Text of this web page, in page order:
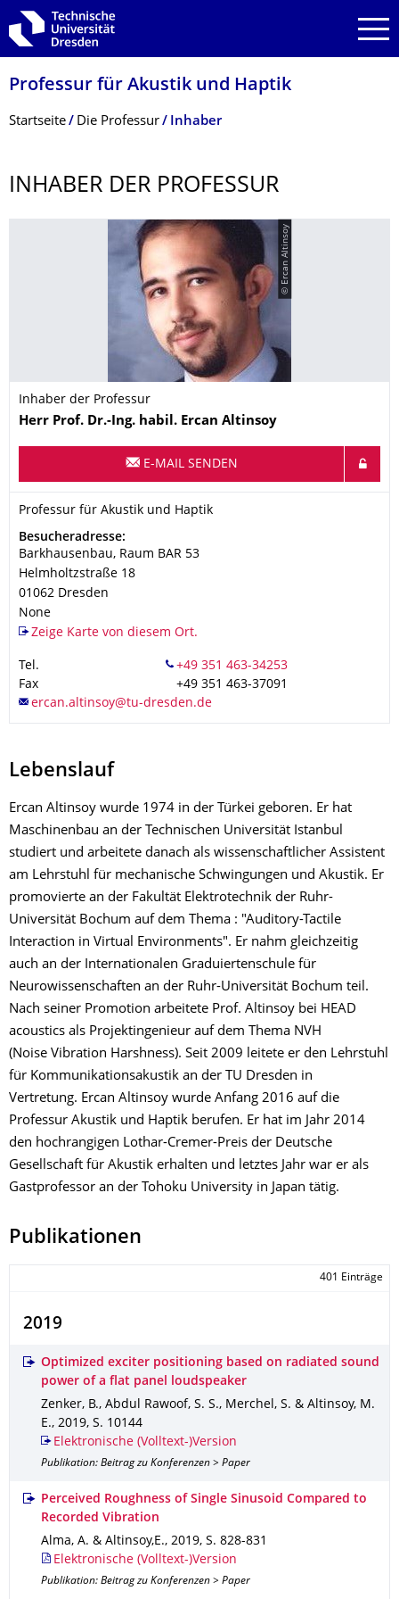
Zur Hauptnavigation springen
Zur Suche springen
Zum Inhalt springen
Professur für Akustik und Haptik
Breadcrumb-Menü
Startseite Die Professur Inhaber
INHABER DER PROFESSUR
© Ercan Altinsoy
Inhaber der Professur
Name
Herr Prof. Dr.-Ing. habil. Ercan Altinsoy
E-MAIL SENDEN
Organisationsname
Professur für Akustik und Haptik
Professur für Akustik und Haptik
Adresse
Besucheradresse:
Barkhausenbau, Raum BAR 53
Helmholtzstraße 18
01062 Dresden
None
Zeige Karte von diesem Ort.
Tel.
Fax
+49 351 463-37091
Lebenslauf
Ercan Altinsoy wurde 1974 in der Türkei geboren. Er hat
Maschinenbau an der Technischen Universität Istanbul
studiert und arbeitete danach als wissenschaftlicher Assistent
am Lehrstuhl für mechanische Schwingungen und Akustik. Er
promovierte an der Fakultät Elektrotechnik der Ruhr-
Universität Bochum auf dem Thema : "Auditory-Tactile
Interaction in Virtual Environments". Er nahm gleichzeitig
auch an der Internationalen Graduiertenschule für
Neurowissenschaften an der Ruhr-Universität Bochum teil.
Nach seiner Promotion arbeitete Prof. Altinsoy bei HEAD
acoustics als Projektingenieur auf dem Thema NVH
(Noise Vibration Harshness). Seit 2009 leitete er den Lehrstuhl
für Kommunikationsakustik an der TU Dresden in
Vertretung. Ercan Altinsoy wurde Anfang 2016 auf die
Professur Akustik und Haptik berufen. Er hat im Jahr 2014
den hochrangigen Lothar-Cremer-Preis der Deutsche
Gesellschaft für Akustik erhalten und letztes Jahr war er als
Gastprofessor an der Tohoku University in Japan tätig.
Publikationen
401 Einträge
2019
Optimized exciter positioning based on radiated sound
power of a flat panel loudspeaker
Zenker, B., Abdul Rawoof, S. S., Merchel, S. & Altinsoy, M.
E., 2019, S. 10144
Elektronische (Volltext-)Version
Publikation: Beitrag zu Konferenzen > Paper
Perceived Roughness of Single Sinusoid Compared to
Recorded Vibration
Alma, A. & Altinsoy,E., 2019, S. 828-831
Elektronische (Volltext-)Version
Publikation: Beitrag zu Konferenzen > Paper